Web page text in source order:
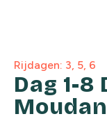
Rijdagen: 3, 5, 6
Dag 1-8